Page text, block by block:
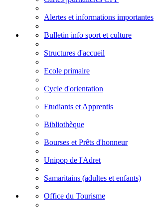
Alertes et informations importantes
Bulletin info sport et culture
Structures d'accueil
Ecole primaire
Cycle d'orientation
Etudiants et Apprentis
Bibliothèque
Bourses et Prêts d'honneur
Unipop de l'Adret
Samaritains (adultes et enfants)
Office du Tourisme